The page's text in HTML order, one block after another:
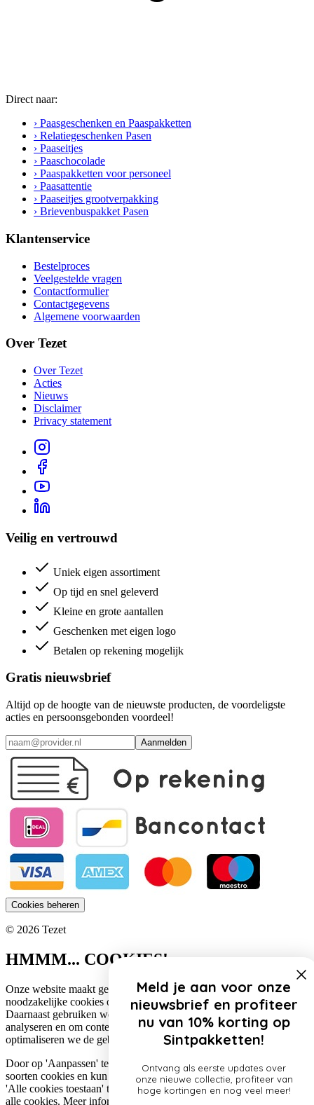
Direct naar:
› Paasgeschenken en Paaspakketten
› Relatiegeschenken Pasen
› Paaseitjes
› Paaschocolade
› Paaspakketten voor personeel
› Paasattentie
› Paaseitjes grootverpakking
› Brievenbuspakket Pasen
Klantenservice
Bestelproces
Veelgestelde vragen
Contactformulier
Contactgegevens
Algemene voorwaarden
Over Tezet
Over Tezet
Acties
Nieuws
Disclaimer
Privacy statement
Veilig en vertrouwd
Uniek eigen assortiment
Op tijd en snel geleverd
Kleine en grote aantallen
Geschenken met eigen logo
Betalen op rekening mogelijk
Gratis nieuwsbrief
Altijd op de hoogte van de nieuwste producten, de voordeligste
acties en persoonsgebonden voordeel!
Aanmelden
Cookies beheren
© 2026 Tezet
HMMM... COOKIES!
Onze website maakt gebruik van cookies. Zo gebruiken wij
noodzakelijke cookies om de website functioneel te houden.
Daarnaast gebruiken we cookies om het verkeer op onze website te
analyseren en om content te personaliseren. Op deze manier
optimaliseren we de gebruikerservaring op onze website.
Door op 'Aanpassen' te klikken, lees je meer over de specifieke
soorten cookies en kun je jouw voorkeuren aanpassen. Door op
'Alle cookies toestaan' te klikken, ga je akkoord met het gebruik van
alle cookies. Meer informatie over ons cookiebeleid lees je
Meld je aan voor onze
nieuwsbrief en profiteer
nu van 10% korting op
Sintpakketten!
Ontvang als eerste updates over
onze nieuwe collectie, profiteer van
hoge kortingen en nog veel meer!